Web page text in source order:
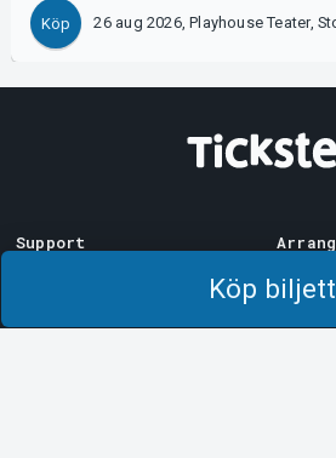
Köp biljett
Köp 26 aug 2026, Playhouse Teater,
Support